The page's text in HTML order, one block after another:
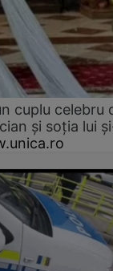
cuplu celebru
și soția lui